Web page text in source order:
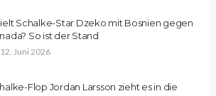
Schalke-Star Dzeko mit Bosnien gegen
So ist der Stand
12. Juni 2026
Flop Jordan Larsson zieht es in die